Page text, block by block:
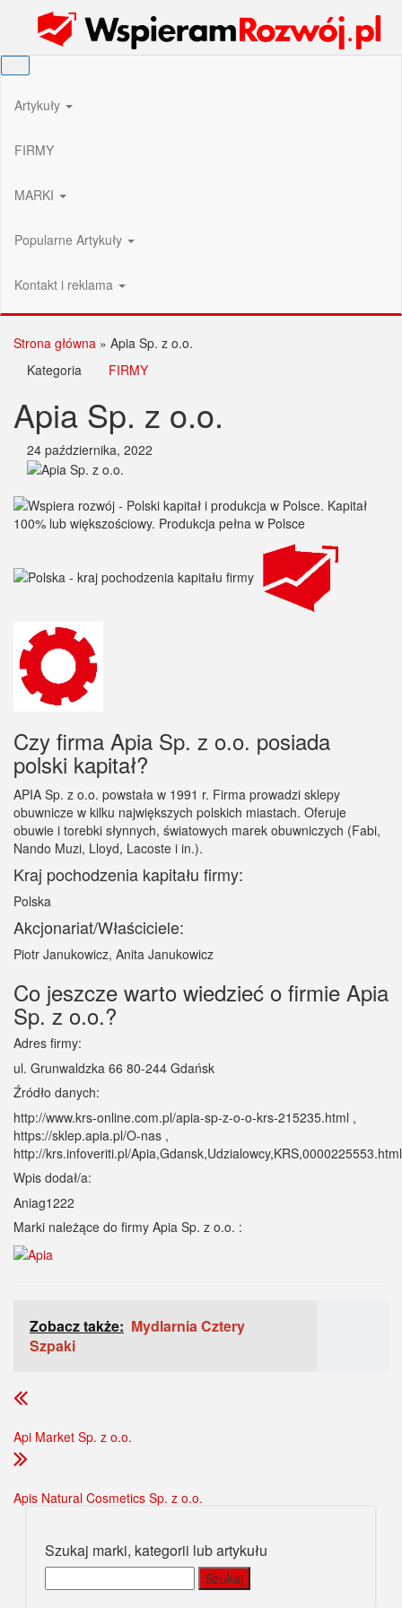
Wspieram Rozwój PL
Artykuły
FIRMY
MARKI
Popularne Artykuły
Kontakt i reklama
Strona główna » Apia Sp. z o.o.
Kategoria
FIRMY
Apia Sp. z o.o.
24 października, 2022
Czy firma Apia Sp. z o.o. posiada
polski kapitał?
APIA Sp. z o.o. powstała w 1991 r. Firma prowadzi sklepy
obuwnicze w kilku największych polskich miastach. Oferuje
obuwie i torebki słynnych, światowych marek obuwniczych (Fabi,
Nando Muzi, Lloyd, Lacoste i in.).
Kraj pochodzenia kapitału firmy:
Polska
Akcjonariat/Właściciele:
Piotr Janukowicz, Anita Janukowicz
Co jeszcze warto wiedzieć o firmie Apia
Sp. z o.o.?
Adres firmy:
ul. Grunwaldzka 66 80-244 Gdańsk
Źródło danych:
http://www.krs-online.com.pl/apia-sp-z-o-o-krs-215235.html ,
https://sklep.apia.pl/O-nas ,
http://krs.infoveriti.pl/Apia,Gdansk,Udzialowcy,KRS,0000225553.html
Wpis dodał/a:
Aniag1222
Marki należące do firmy Apia Sp. z o.o. :
Zobacz także: Mydlarnia Cztery
Szpaki
Api Market Sp. z o.o.
Apis Natural Cosmetics Sp. z o.o.
Szukaj marki, kategorii lub artykułu